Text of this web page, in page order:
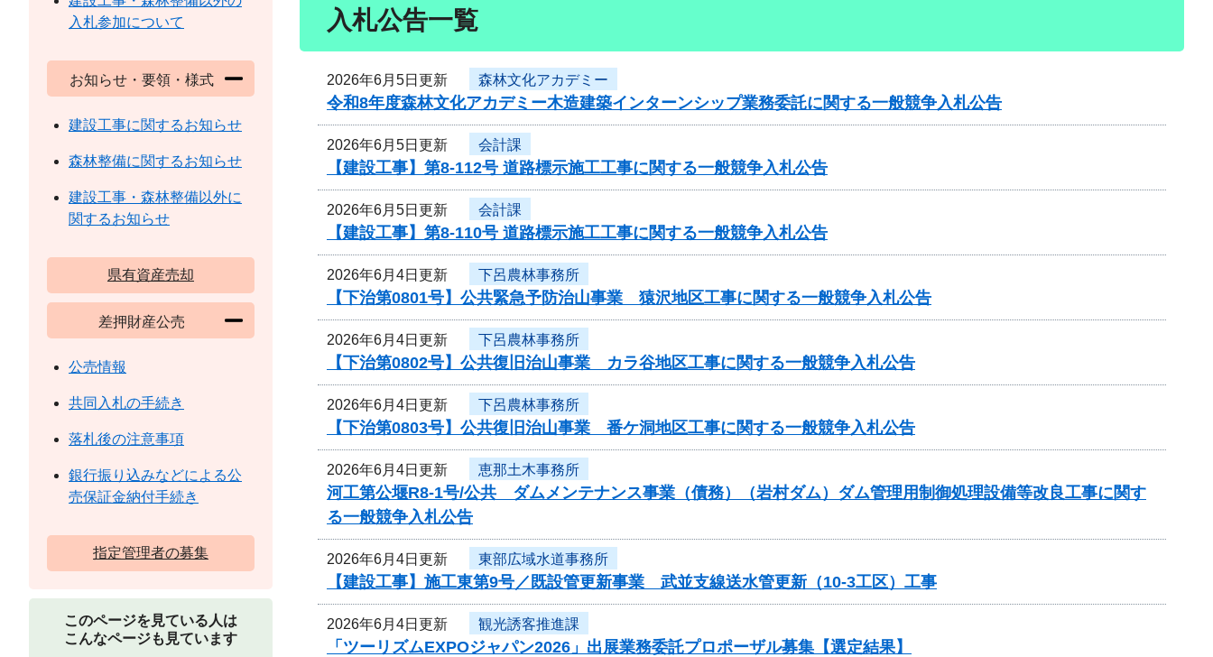
入札公告一覧
2026年6月5日更新 森林文化アカデミー
令和8年度森林文化アカデミー木造建築インターンシップ業務委託に関する一般競争入札公告
2026年6月5日更新 会計課
【建設工事】第8-112号 道路標示施工工事に関する一般競争入札公告
2026年6月5日更新 会計課
【建設工事】第8-110号 道路標示施工工事に関する一般競争入札公告
2026年6月4日更新 下呂農林事務所
【下治第0801号】公共緊急予防治山事業 猿沢地区工事に関する一般競争入札公告
2026年6月4日更新 下呂農林事務所
【下治第0802号】公共復旧治山事業 カラ谷地区工事に関する一般競争入札公告
2026年6月4日更新 下呂農林事務所
【下治第0803号】公共復旧治山事業 番ケ洞地区工事に関する一般競争入札公告
2026年6月4日更新 恵那土木事務所
河工第公堰R8-1号/公共 ダムメンテナンス事業（債務）（岩村ダム）ダム管理用制御処理設備等改良工事に関す
る一般競争入札公告
2026年6月4日更新 東部広域水道事務所
【建設工事】施工東第9号／既設管更新事業 武並支線送水管更新（10-3工区）工事
2026年6月4日更新 観光誘客推進課
「ツーリズムEXPOジャパン2026」出展業務委託プロポーザル募集【選定結果】
入札参加について
お知らせ・要領・様式
建設工事に関するお知らせ
森林整備に関するお知らせ
建設工事・森林整備以外に
関するお知らせ
県有資産売却
差押財産公売
公売情報
共同入札の手続き
落札後の注意事項
銀行振り込みなどによる公
売保証金納付手続き
指定管理者の募集
このページを見ている人は
こんなページも見ています